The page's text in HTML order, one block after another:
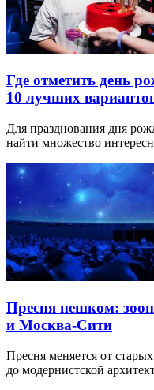
Где отметить день
10 лучших
Для празднования дня
найти множество
Пресня пешком:
и Москва-Сити
Пресня меняется от
до модернистской